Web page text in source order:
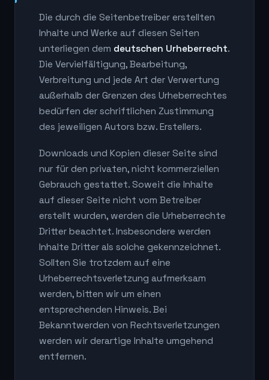
Die durch die Seitenbetreiber erstellten
Inhalte und Werke auf diesen Seiten
unterliegen dem deutschen Urheberrecht.
Die Vervielfältigung, Bearbeitung,
Verbreitung und jede Art der Verwertung
außerhalb der Grenzen des Urheberrechtes
bedürfen der schriftlichen Zustimmung
des jeweiligen Autors bzw. Erstellers.
Downloads und Kopien dieser Seite sind
nur für den privaten, nicht kommerziellen
Gebrauch gestattet. Soweit die Inhalte
auf dieser Seite nicht vom Betreiber
erstellt wurden, werden die Urheberrechte
Dritter beachtet. Insbesondere werden
Inhalte Dritter als solche gekennzeichnet.
Sollten Sie trotzdem auf eine
Urheberrechtsverletzung aufmerksam
werden, bitten wir um einen
entsprechenden Hinweis. Bei
Bekanntwerden von Rechtsverletzungen
werden wir derartige Inhalte umgehend
entfernen.